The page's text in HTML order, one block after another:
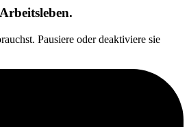
Pausiere oder deaktiviere sie